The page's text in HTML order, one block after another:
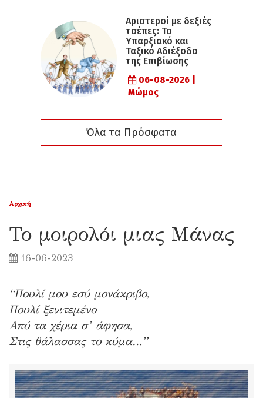
Αριστεροί με δεξιές
τσέπες: Το
Υπαρξιακό και
Ταξικό Αδιέξοδο
της Επιβίωσης
06-08-2026 |
Μώμος
Όλα τα Πρόσφατα
Αρχική
Το μοιρολόι μιας Μάνας
16-06-2023
“Πουλί μου εσύ μονάκριβο,
Πουλί ξενιτεμένο
Από τα χέρια σ’ άφησα,
Στις θάλασσας το κύμα…”